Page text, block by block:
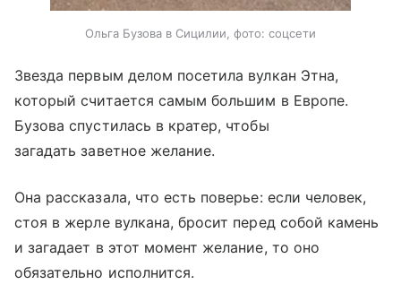
Ольга Бузова в Сицилии, фото: соцсети
Звезда первым делом посетила вулкан Этна,
который считается самым большим в Европе.
Бузова спустилась в кратер, чтобы
загадать заветное желание.
Она рассказала, что есть поверье: если человек,
стоя в жерле вулкана, бросит перед собой камень
и загадает в этот момент желание, то оно
обязательно исполнится.